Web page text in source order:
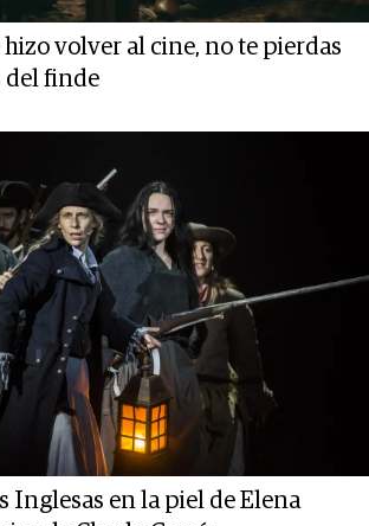
hizo volver al cine, no te pierdas
del finde
Inglesas en la piel de Elena